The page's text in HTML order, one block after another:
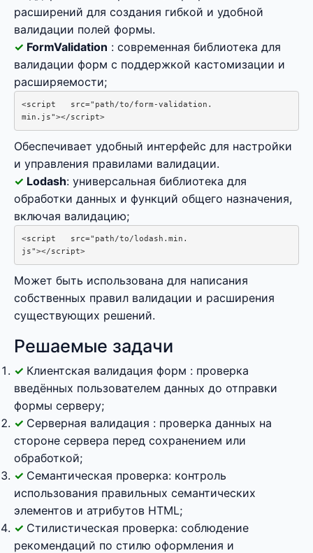
расширений для создания гибкой и удобной
валидации полей формы.
FormValidation : современная библиотека для
валидации форм с поддержкой кастомизации и
расширяемости;
<script   src="path/to/form-validation.
min.js"></script>
Обеспечивает удобный интерфейс для настройки
и управления правилами валидации.
Lodash: универсальная библиотека для
обработки данных и функций общего назначения,
включая валидацию;
<script   src="path/to/lodash.min.
js"></script>
Может быть использована для написания
собственных правил валидации и расширения
существующих решений.
Решаемые задачи
Клиентская валидация форм : проверка
введённых пользователем данных до отправки
формы серверу;
Серверная валидация : проверка данных на
стороне сервера перед сохранением или
обработкой;
Семантическая проверка: контроль
использования правильных семантических
элементов и атрибутов HTML;
Стилистическая проверка: соблюдение
рекомендаций по стилю оформления и